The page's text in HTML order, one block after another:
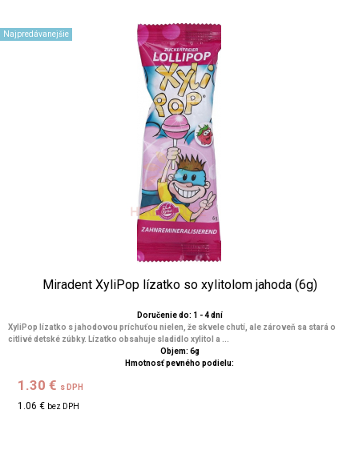
Najpredávanejšie
Miradent XyliPop lízatko so xylitolom jahoda (6g)
Doručenie do: 1 - 4 dní
XyliPop lízatko s jahodovou príchuťou nielen, že skvele chutí, ale zároveň sa stará o
citlivé detské zúbky. Lízatko obsahuje sladidlo xylitol a ...
Objem: 6g
Hmotnosť pevného podielu:
1.30 € s DPH
1.06 € bez DPH